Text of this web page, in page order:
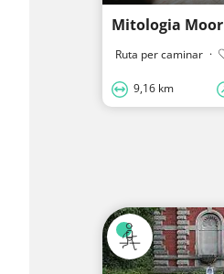
Mitologia Moor
Ruta per caminar ·
9,16 km